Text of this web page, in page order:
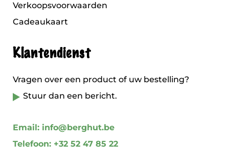
Verkoopsvoorwaarden
Cadeaukaart
Klantendienst
Vragen over een product of uw bestelling?
Stuur dan een bericht.
Email: info@berghut.be
Telefoon: +32 52 47 85 22